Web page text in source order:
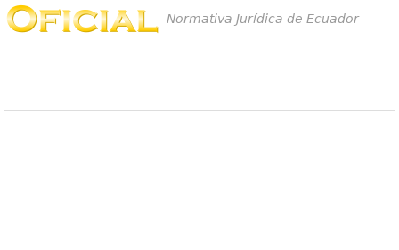
Normativa Jurídica de Ecuador